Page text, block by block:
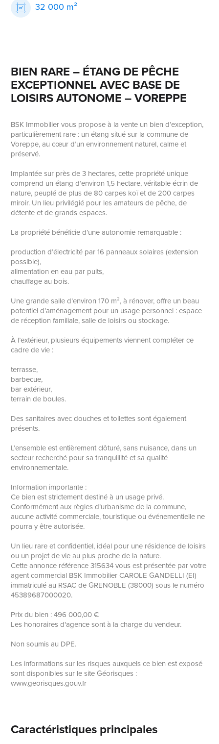
32 000 m²
BIEN RARE – ÉTANG DE PÊCHE
EXCEPTIONNEL AVEC BASE DE
LOISIRS AUTONOME – VOREPPE
BSK Immobilier vous propose à la vente un bien d’exception,
particulièrement rare : un étang situé sur la commune de
Voreppe, au cœur d’un environnement naturel, calme et
préservé.
Implantée sur près de 3 hectares, cette propriété unique
comprend un étang d’environ 1,5 hectare, véritable écrin de
nature, peuplé de plus de 80 carpes koï et de 200 carpes
miroir. Un lieu privilégié pour les amateurs de pêche, de
détente et de grands espaces.
La propriété bénéficie d’une autonomie remarquable :
production d’électricité par 16 panneaux solaires (extension
possible),
alimentation en eau par puits,
chauffage au bois.
Une grande salle d’environ 170 m², à rénover, offre un beau
potentiel d’aménagement pour un usage personnel : espace
de réception familiale, salle de loisirs ou stockage.
À l’extérieur, plusieurs équipements viennent compléter ce
cadre de vie :
terrasse,
barbecue,
bar extérieur,
terrain de boules.
Des sanitaires avec douches et toilettes sont également
présents.
L’ensemble est entièrement clôturé, sans nuisance, dans un
secteur recherché pour sa tranquillité et sa qualité
environnementale.
Information importante :
Ce bien est strictement destiné à un usage privé.
Conformément aux règles d’urbanisme de la commune,
aucune activité commerciale, touristique ou événementielle ne
pourra y être autorisée.
Un lieu rare et confidentiel, idéal pour une résidence de loisirs
ou un projet de vie au plus proche de la nature.
Cette annonce référence 315634 vous est présentée par votre
agent commercial BSK Immobilier CAROLE GANDELLI (EI)
immatriculé au RSAC de GRENOBLE (38000) sous le numéro
45389687000020.
Prix du bien : 496 000,00 €
Les honoraires d'agence sont à la charge du vendeur.
Non soumis au DPE.
Les informations sur les risques auxquels ce bien est exposé
sont disponibles sur le site Géorisques :
www.georisques.gouv.fr
Caractéristiques principales